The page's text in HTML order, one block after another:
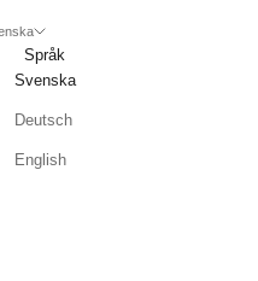
Språk
Svenska
Deutsch
English